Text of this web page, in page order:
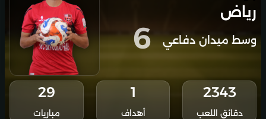
رياض
وسط ميدان دفاعي 6
2343
دقائق اللعب
1
أهداف
29
مباريات